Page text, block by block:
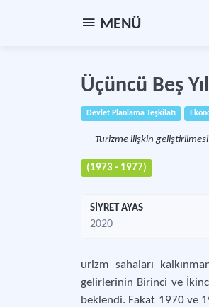
MENÜ
Üçüncü Beş
Devlet Planlama Teşkilatı
Turizme ilişkin geliştirilmesi
(1973 - 1977)
SİYRET AYAS
2020
urizm sahaları
gelirlerinin Birinci ve
beklendi. Fakat 1970 ve